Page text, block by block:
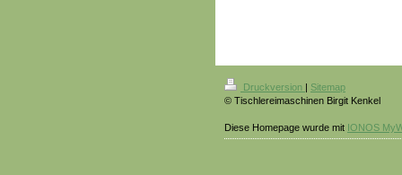
Druckversion | Sitemap
© Tischlereimaschinen Birgit Kenkel
Diese Homepage wurde mit IONOS